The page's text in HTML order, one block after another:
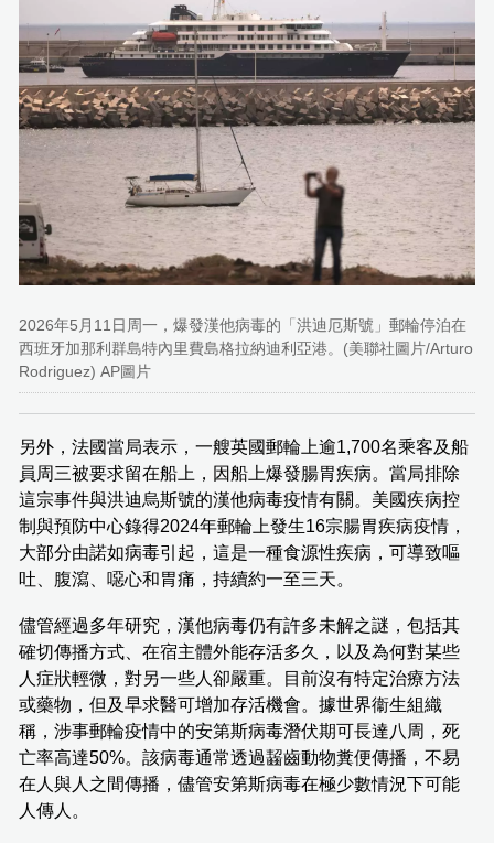
2026年5月11日周一，爆發漢他病毒的「洪迪厄斯號」郵輪停泊在
西班牙加那利群島特內里費島格拉納迪利亞港。(美聯社圖片/Arturo
Rodriguez) AP圖片
另外，法國當局表示，一艘英國郵輪上逾1,700名乘客及船
員周三被要求留在船上，因船上爆發腸胃疾病。當局排除
這宗事件與洪迪烏斯號的漢他病毒疫情有關。美國疾病控
制與預防中心錄得2024年郵輪上發生16宗腸胃疾病疫情，
大部分由諾如病毒引起，這是一種食源性疾病，可導致嘔
吐、腹瀉、噁心和胃痛，持續約一至三天。
儘管經過多年研究，漢他病毒仍有許多未解之謎，包括其
確切傳播方式、在宿主體外能存活多久，以及為何對某些
人症狀輕微，對另一些人卻嚴重。目前沒有特定治療方法
或藥物，但及早求醫可增加存活機會。據世界衞生組織
稱，涉事郵輪疫情中的安第斯病毒潛伏期可長達八周，死
亡率高達50%。該病毒通常透過齧齒動物糞便傳播，不易
在人與人之間傳播，儘管安第斯病毒在極少數情況下可能
人傳人。